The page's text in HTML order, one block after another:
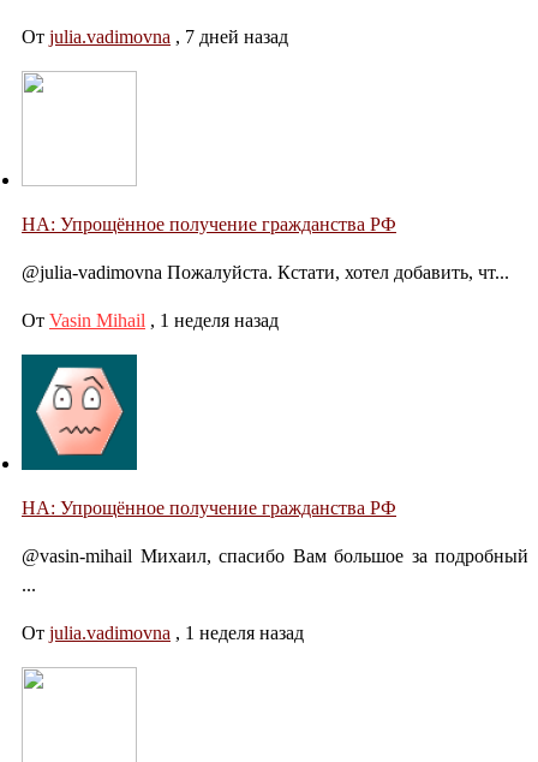
От julia.vadimovna , 7 дней назад
НА: Упрощённое получение гражданства РФ
@julia-vadimovna Пожалуйста. Кстати, хотел добавить, чт...
От Vasin Mihail , 1 неделя назад
НА: Упрощённое получение гражданства РФ
@vasin-mihail Михаил, спасибо Вам большое за подробный
...
От julia.vadimovna , 1 неделя назад